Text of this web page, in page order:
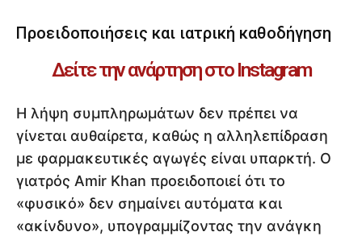
Προειδοποιήσεις και ιατρική καθοδήγηση
Δείτε την ανάρτηση στο Instagram
Η λήψη συμπληρωμάτων δεν πρέπει να
γίνεται αυθαίρετα, καθώς η αλληλεπίδραση
με φαρμακευτικές αγωγές είναι υπαρκτή. Ο
γιατρός Amir Khan προειδοποιεί ότι το
«φυσικό» δεν σημαίνει αυτόματα και
«ακίνδυνο», υπογραμμίζοντας την ανάγκη